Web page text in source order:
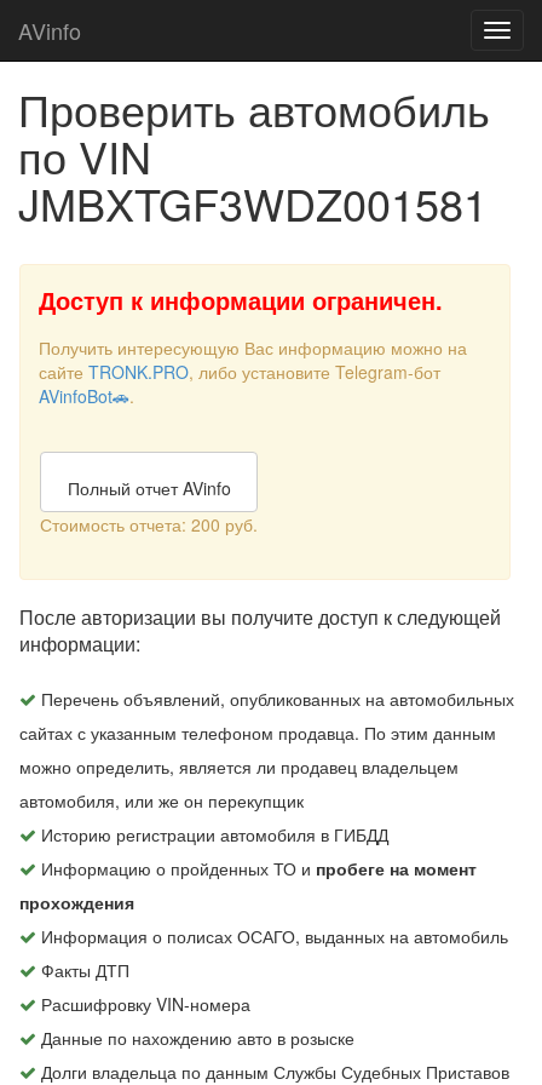
AVinfo
Проверить автомобиль
по VIN
JMBXTGF3WDZ001581
Доступ к информации ограничен.
Получить интересующую Вас информацию можно на
сайте TRONK.PRO, либо установите Telegram-бот
AVinfoBot🚗.
Полный отчет AVinfo
Стоимость отчета: 200 руб.
После авторизации вы получите доступ к следующей
информации:
Перечень объявлений, опубликованных на автомобильных
сайтах с указанным телефоном продавца. По этим данным
можно определить, является ли продавец владельцем
автомобиля, или же он перекупщик
Историю регистрации автомобиля в ГИБДД
Информацию о пройденных ТО и пробеге на момент
прохождения
Информация о полисах ОСАГО, выданных на автомобиль
Факты ДТП
Расшифровку VIN-номера
Данные по нахождению авто в розыске
Долги владельца по данным Службы Судебных Приставов